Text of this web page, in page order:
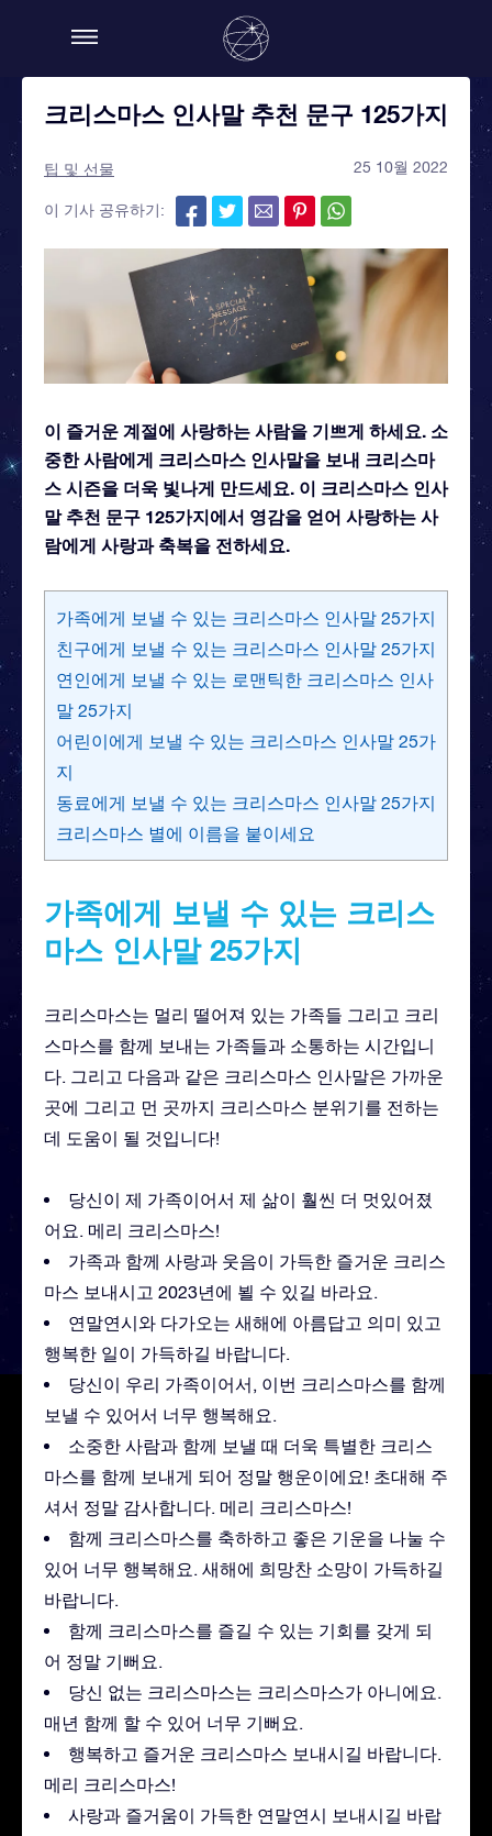
크리스마스 인사말 추천 문구 125가지
팁 및 선물 25 10월 2022
이 기사 공유하기:
이 즐거운 계절에 사랑하는 사람을 기쁘게 하세요. 소
중한 사람에게 크리스마스 인사말을 보내 크리스마
스 시즌을 더욱 빛나게 만드세요. 이 크리스마스 인사
말 추천 문구 125가지에서 영감을 얻어 사랑하는 사
람에게 사랑과 축복을 전하세요.
가족에게 보낼 수 있는 크리스마스 인사말 25가지
친구에게 보낼 수 있는 크리스마스 인사말 25가지
연인에게 보낼 수 있는 로맨틱한 크리스마스 인사
말 25가지
어린이에게 보낼 수 있는 크리스마스 인사말 25가
지
동료에게 보낼 수 있는 크리스마스 인사말 25가지
크리스마스 별에 이름을 붙이세요
가족에게 보낼 수 있는 크리스
마스 인사말 25가지
크리스마스는 멀리 떨어져 있는 가족들 그리고 크리
스마스를 함께 보내는 가족들과 소통하는 시간입니
다. 그리고 다음과 같은 크리스마스 인사말은 가까운
곳에 그리고 먼 곳까지 크리스마스 분위기를 전하는
데 도움이 될 것입니다!
당신이 제 가족이어서 제 삶이 훨씬 더 멋있어졌
어요. 메리 크리스마스!
가족과 함께 사랑과 웃음이 가득한 즐거운 크리스
마스 보내시고 2023년에 뵐 수 있길 바라요.
연말연시와 다가오는 새해에 아름답고 의미 있고
행복한 일이 가득하길 바랍니다.
당신이 우리 가족이어서, 이번 크리스마스를 함께
보낼 수 있어서 너무 행복해요.
소중한 사람과 함께 보낼 때 더욱 특별한 크리스
마스를 함께 보내게 되어 정말 행운이에요! 초대해 주
셔서 정말 감사합니다. 메리 크리스마스!
함께 크리스마스를 축하하고 좋은 기운을 나눌 수
있어 너무 행복해요. 새해에 희망찬 소망이 가득하길
바랍니다.
함께 크리스마스를 즐길 수 있는 기회를 갖게 되
어 정말 기뻐요.
당신 없는 크리스마스는 크리스마스가 아니에요.
매년 함께 할 수 있어 너무 기뻐요.
행복하고 즐거운 크리스마스 보내시길 바랍니다.
메리 크리스마스!
사랑과 즐거움이 가득한 연말연시 보내시길 바랍